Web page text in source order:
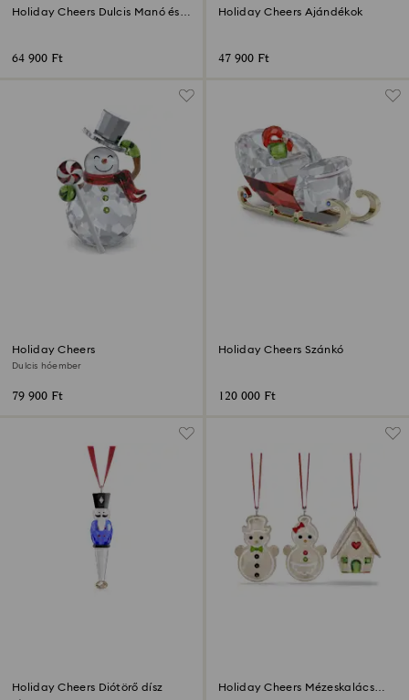
Holiday Cheers Dulcis Manó és
64 900 Ft
Holiday Cheers Ajándékok
47 900 Ft
Holiday Cheers
Dulcis hóember
79 900 Ft
Holiday Cheers Szánkó
120 000 Ft
Holiday Cheers Diótörő dísz
Holiday Cheers Mézeskalács